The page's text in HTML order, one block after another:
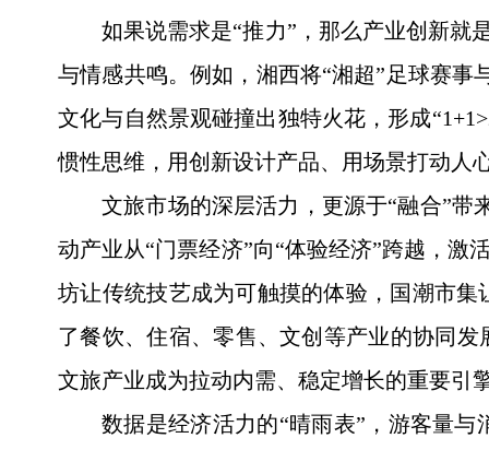
如果说需求是“推力”，那么产业创新就
与情感共鸣。例如，湘西将“湘超”足球赛
文化与自然景观碰撞出独特火花，形成
惯性思维，用创新设计产品、用场景打动人
文旅市场的深层活力，更源于“融合”带
动产业从“门票经济”向“体验经济”跨越，激
坊让传统技艺成为可触摸的体验，国潮市
了餐饮、住宿、零售、文创等产业的协同
文旅产业成为拉动内需、稳定增长的重要引
数据是经济活力的“晴雨表”，游客量